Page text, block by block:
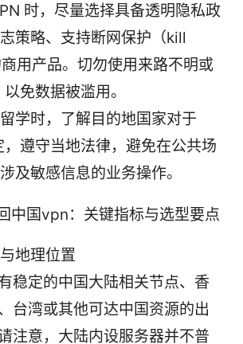
时，尽量选择具备透明隐私政
策略、支持断网保护（kill
用产品。切勿使用来路不明或
免数据被滥用。
学时，了解目的地国家对于
遵守当地法律，避免在公共场
及敏感信息的业务操作。
中国vpn：关键指标与选型要点
地理位置
稳定的中国大陆相关节点、香
台湾或其他可达中国资源的出
注意，大陆内设服务器并不普